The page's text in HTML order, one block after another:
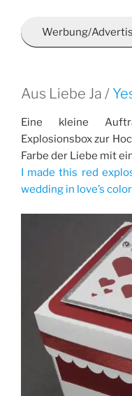
Werbung/
Aus Liebe Ja /
Eine kleine
Explosionsbox zur
Farbe der Liebe mit
I made this red
wedding in love’s